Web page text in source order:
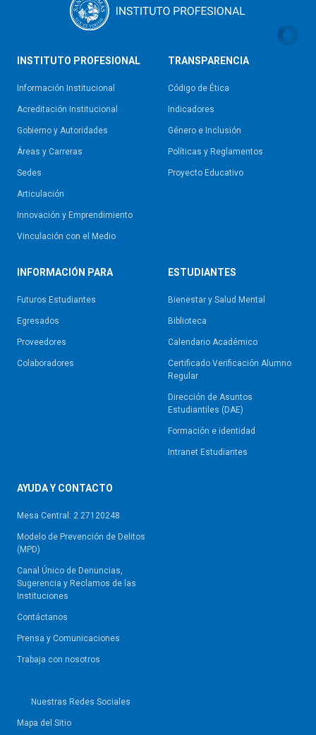
INSTITUTO PROFESIONAL
Información Institucional
Acreditación Institucional
Gobierno y Autoridades​
Áreas y Carreras
Sedes
Articulación
Innovación y Emprendimiento
Vinculación con el Medio
TRANSPARENCIA
Código de Ética
Indicadores
Género e Inclusión
Políticas y Reglamentos​
Proyecto Educativo
INFORMACIÓN PARA
Futuros Estudiantes
Egresados
Proveedores
Colaboradores
ESTUDIANTES
Bienestar y Salud Mental
Biblioteca
Calendario Académico
Certificado Verificación Alumno
Regular
Dirección de Asuntos
Estudiantiles (DAE)
Formación e identidad
Intranet Estudiantes
AYUDA Y CONTACTO
Mesa Central: 2 27120248
Modelo de Prevención de Delitos
(MPD)
Canal Único de Denuncias,
Sugerencia y Reclamos de las
Instituciones
Contáctanos
Prensa y Comunicaciones
Trabaja con nosotros
Nuestras Redes Sociales
Mapa del Sitio